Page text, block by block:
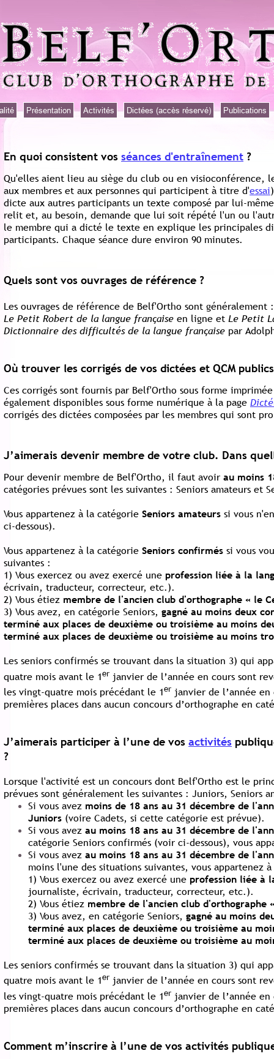
Présentation Activités Dictées (accès réservé) Publications
En quoi consistent vos séances d'entraînement ?
Qu'elles aient lieu au siège du club ou en visioconférence,
aux membres et aux personnes qui participent à titre d'essai
dicte aux autres participants un texte composé par lui-
relit et, au besoin, demande que lui soit répété l'un ou
le membre qui a dicté le texte en explique les principales
participants. Chaque séance dure environ 90 minutes.
Quels sont vos ouvrages de référence ?
Les ouvrages de référence de Belf'Ortho sont
Le Petit Robert de la langue française en ligne et Le Petit
Dictionnaire des difficultés de la langue française par
Où trouver les corrigés de vos dictées et QCM
Ces corrigés sont fournis par Belf'Ortho sous forme
également disponibles sous forme numérique à la page
corrigés des dictées composées par les membres qui sont
J’aimerais devenir membre de votre club. Dans
Pour devenir membre de Belf'Ortho, il faut avoir au moins
catégories prévues sont les suivantes : Seniors amateurs et
Vous appartenez à la catégorie Seniors amateurs si vous
ci-dessous).
Vous appartenez à la catégorie Seniors confirmés si vous
suivantes :
1) Vous exercez ou avez exercé une profession liée à la
écrivain, traducteur, correcteur, etc.).
2) Vous étiez membre de l'ancien club d'orthographe « le
3) Vous avez, en catégorie Seniors, gagné au moins deux
terminé aux places de deuxième ou troisième au moins
terminé aux places de deuxième ou troisième au moins
Les seniors confirmés se trouvant dans la situation 3) qui
quatre mois avant le 1er janvier de l’année en cours sont
les vingt-quatre mois précédant le 1er janvier de l’année
premières places dans aucun concours d’orthographe en
J’aimerais participer à l’une de vos activités
?
Lorsque l'activité est un concours dont Belf'Ortho est le
prévues sont généralement les suivantes : Juniors, Seniors
Si vous avez moins de 18 ans au 31 décembre de
Juniors (voire Cadets, si cette catégorie est prévue).
Si vous avez au moins 18 ans au 31 décembre de
catégorie Seniors confirmés (voir ci-dessous), vous
Si vous avez au moins 18 ans au 31 décembre de
moins l'une des situations suivantes, vous appartenez
1) Vous exercez ou avez exercé une profession liée à
journaliste, écrivain, traducteur, correcteur, etc.).
2) Vous étiez membre de l'ancien club d'orthographe
3) Vous avez, en catégorie Seniors, gagné au moins
terminé aux places de deuxième ou troisième au
terminé aux places de deuxième ou troisième au
Les seniors confirmés se trouvant dans la situation 3) qui
quatre mois avant le 1er janvier de l’année en cours sont
les vingt-quatre mois précédant le 1er janvier de l’année
premières places dans aucun concours d’orthographe en
Comment m’inscrire à l’une de vos activités